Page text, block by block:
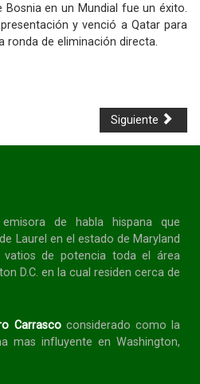
Bosnia en un Mundial fue un éxito.
y venció a Qatar para
ronda de eliminación directa.
Siguiente
de habla hispanaque
Laurel en el estado de Maryland
vatios de potencia toda el área
D.C. en la cual residen cerca de
Carrascoconsiderado como la
mas influyente en Washington,